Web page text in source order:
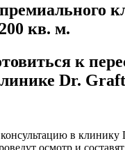
кв. м.
к
Dr. Graft
в клинику